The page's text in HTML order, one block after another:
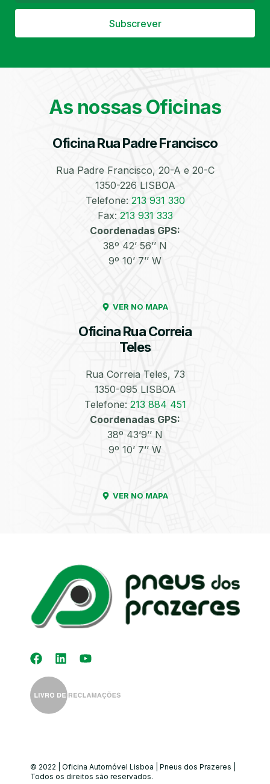
Subscrever
As nossas Oficinas
Oficina Rua Padre Francisco
Rua Padre Francisco, 20-A e 20-C
1350-226 LISBOA
Telefone: 213 931 330
Fax: 213 931 333
Coordenadas GPS:
38º 42’ 56’’ N
9º 10’ 7’’ W
VER NO MAPA
Oficina Rua Correia
Teles
Rua Correia Teles, 73
1350-095 LISBOA
Telefone: 213 884 451
Coordenadas GPS:
38º 43’9’’ N
9º 10’ 7’’ W
VER NO MAPA
© 2022 | Oficina Automóvel Lisboa | Pneus dos Prazeres |
Todos os direitos são reservados.
Filtro de Partículas Óleos
Bate-Chapas
Higienização e
Automóvel
Equilibragem das
Rodas
Desempeno de
Jantes
Kit Distribuição
Diagnóstico